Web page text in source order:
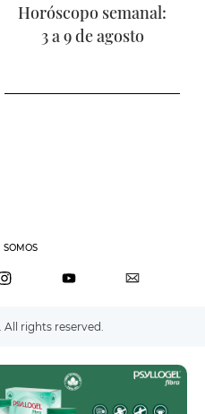
Horóscopo semanal:
3 a 9 de agosto
SOMOS
rights reserved.